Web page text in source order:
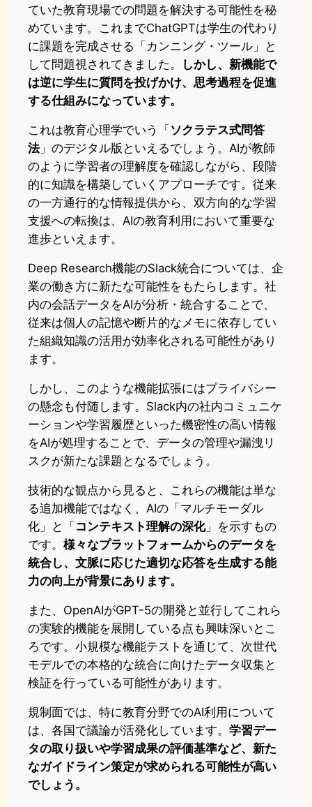
ていた教育現場での問題を解決する可能性を秘
めています。これまでChatGPTは学生の代わり
に課題を完成させる「カンニング・ツール」と
して問題視されてきました。
しかし、新機能で
は逆に学生に質問を投げかけ、思考過程を促進
する仕組みになっています。
これは教育心理学でいう「 ソクラテス式問答
法」のデジタル版といえるでしょう。AIが教師
のように学習者の理解度を確認しながら、段階
的に知識を構築していくアプローチです。従来
の一方通行的な情報提供から、双方向的な学習
支援への転換は、AIの教育利用において重要な
進歩といえます。
Deep Research機能のSlack統合については、企
業の働き方に新たな可能性をもたらします。社
内の会話データをAIが分析・統合することで、
従来は個人の記憶や断片的なメモに依存してい
た組織知識の活用が効率化される可能性があり
ます。
しかし、このような機能拡張にはプライバシー
の懸念も付随します。Slack内の社内コミュニケ
ーションや学習履歴といった機密性の高い情報
をAIが処理することで、データの管理や漏洩リ
スクが新たな課題となるでしょう。
技術的な観点から見ると、これらの機能は単な
る追加機能ではなく、AIの「マルチモーダル
化」と「 コンテキスト理解の深化」を示すもの
です。 様々なプラットフォームからのデータを
統合し、文脈に応じた適切な応答を生成する能
力の向上が背景にあります。
また、OpenAIがGPT-5の開発と並行してこれら
の実験的機能を展開している点も興味深いとこ
ろです。小規模な機能テストを通じて、次世代
モデルでの本格的な統合に向けたデータ収集と
検証を行っている可能性があります。
規制面では、特に教育分野でのAI利用について
は、各国で議論が活発化しています。 学習デー
タの取り扱いや学習成果の評価基準など、新た
なガイドライン策定が求められる可能性が高い
でしょう。